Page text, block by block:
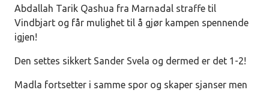
Abdallah Tarik Qashua fra Marnadal straffe til
Vindbjart og får mulighet til å gjør kampen spennende
igjen!
Den settes sikkert Sander Svela og dermed er det 1-2!
Madla fortsetter i samme spor og skaper sjanser men